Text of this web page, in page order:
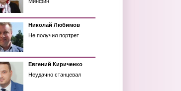
Николай Любимов
Не получил портрет
Евгений Кириченко
Неудачно станцевал